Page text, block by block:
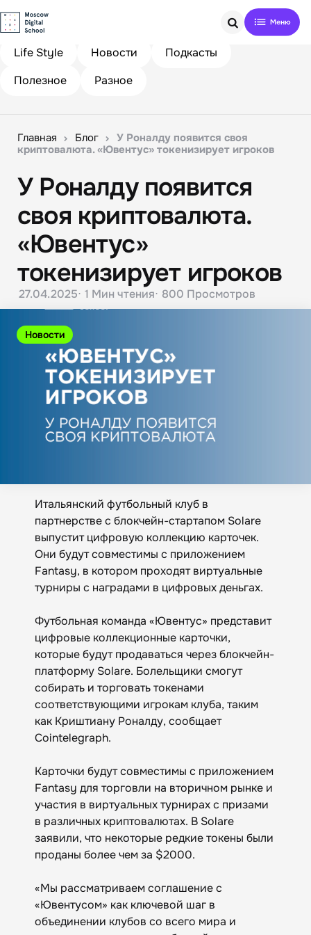
Search
Life Style
Новости
Подкасты
Полезное
Разное
Главная Блог
У Роналду появится своя
криптовалюта. «Ювентус» токенизирует игроков
Новости
У Роналду появится
своя криптовалюта.
«Ювентус»
токенизирует игроков
27.04.2025 1 Мин чтения 800 Просмотров
Итальянский футбольный клуб в
партнерстве с блокчейн-стартапом Solare
выпустит цифровую коллекцию карточек.
Они будут совместимы с приложением
Fantasy, в котором проходят виртуальные
турниры с наградами в цифровых деньгах.
Футбольная команда «Ювентус» представит
цифровые коллекционные карточки,
которые будут продаваться через блокчейн-
платформу Solare. Болельщики смогут
собирать и торговать токенами
соответствующими игрокам клуба, таким
как Криштиану Роналду, сообщает
Cointelegraph.
Карточки будут совместимы с приложением
Fantasy для торговли на вторичном рынке и
участия в виртуальных турнирах с призами
в различных криптовалютах. В Solare
заявили, что некоторые редкие токены были
проданы более чем за $2000.
«Мы рассматриваем соглашение с
«Ювентусом» как ключевой шаг в
объединении клубов со всего мира и